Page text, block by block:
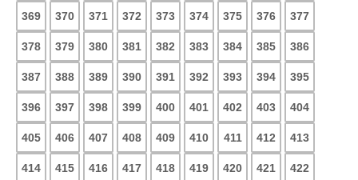
369 370 371 372 373 374 375 376 377
378 379 380 381 382 383 384 385 386
387 388 389 390 391 392 393 394 395
396 397 398 399 400 401 402 403 404
405 406 407 408 409 410 411 412 413
414 415 416 417 418 419 420 421 422